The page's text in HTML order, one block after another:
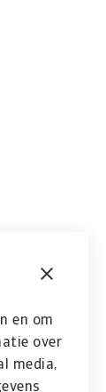
en om
over
media,